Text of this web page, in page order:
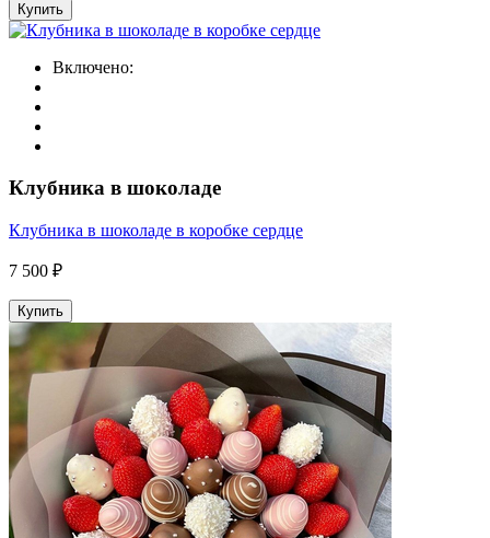
Купить
Включено:
Клубника в шоколаде
Клубника в шоколаде в коробке сердце
7 500 ₽
Купить